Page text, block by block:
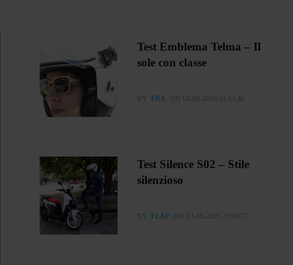
Test Emblema Telma – Il
sole con classe
BY FRA ON 04-08-2026 21:53:46
Test Silence S02 – Stile
silenzioso
BY FLAP ON 03-08-2026 23:00:27